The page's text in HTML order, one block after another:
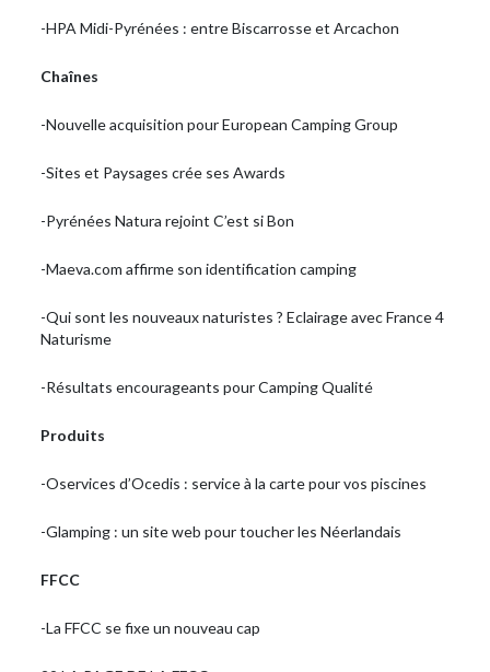
-HPA Midi-Pyrénées : entre Biscarrosse et Arcachon
Chaînes
-Nouvelle acquisition pour European Camping Group
-Sites et Paysages crée ses Awards
-Pyrénées Natura rejoint C’est si Bon
-Maeva.com affirme son identification camping
-Qui sont les nouveaux naturistes ? Eclairage avec France 4
Naturisme
-Résultats encourageants pour Camping Qualité
Produits
-Oservices d’Ocedis : service à la carte pour vos piscines
-Glamping : un site web pour toucher les Néerlandais
FFCC
-La FFCC se fixe un nouveau cap